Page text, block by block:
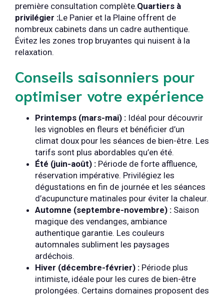
première consultation complète.Quartiers à
privilégier :Le Panier et la Plaine offrent de
nombreux cabinets dans un cadre authentique.
Évitez les zones trop bruyantes qui nuisent à la
relaxation.
Conseils saisonniers pour
optimiser votre expérience
Printemps (mars-mai) : Idéal pour découvrir
les vignobles en fleurs et bénéficier d’un
climat doux pour les séances de bien-être. Les
tarifs sont plus abordables qu’en été.
Été (juin-août) : Période de forte affluence,
réservation impérative. Privilégiez les
dégustations en fin de journée et les séances
d’acupuncture matinales pour éviter la chaleur.
Automne (septembre-novembre) : Saison
magique des vendanges, ambiance
authentique garantie. Les couleurs
automnales subliment les paysages
ardéchois.
Hiver (décembre-février) : Période plus
intimiste, idéale pour les cures de bien-être
prolongées. Certains domaines proposent des